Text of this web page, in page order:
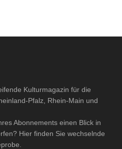
Kulturmagazin für die
Pfalz, Rhein-Main und
Abonnements einen Blick in
Hier finden Sie wechselnde